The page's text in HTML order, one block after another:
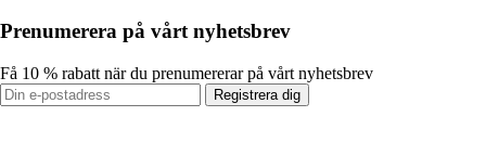
Prenumerera på vårt nyhetsbrev
Få 10 % rabatt när du prenumererar på vårt nyhetsbrev
Registrera dig